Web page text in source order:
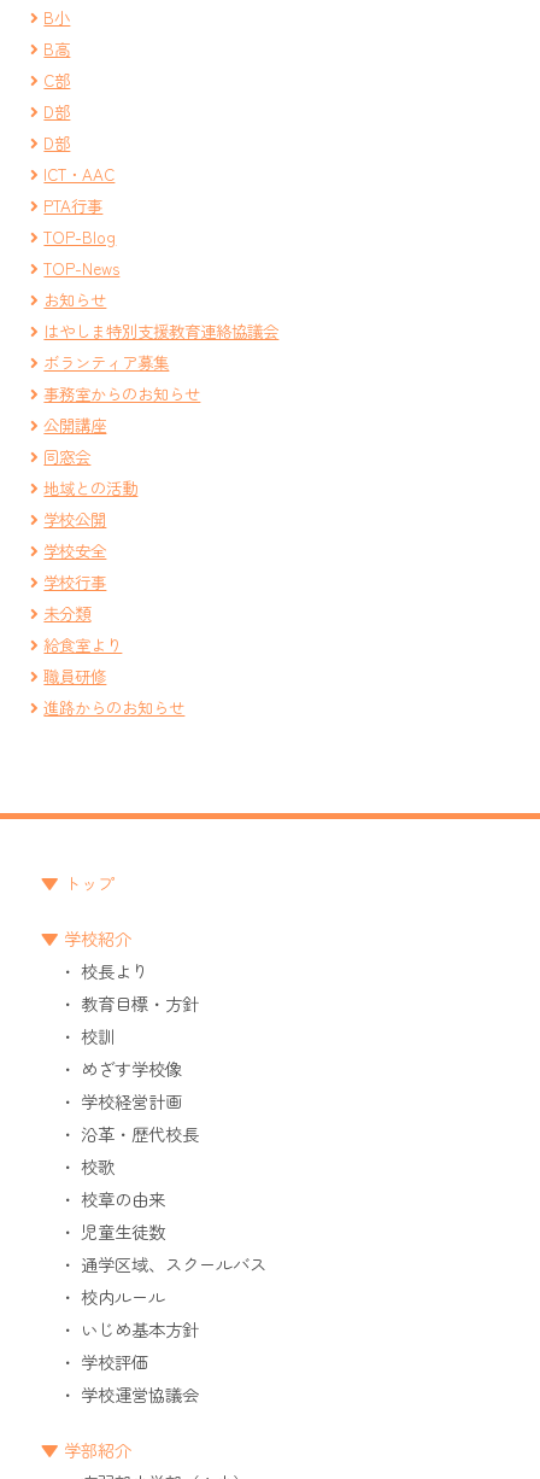
B小
B高
C部
D部
D部
ICT・AAC
PTA行事
TOP-Blog
TOP-News
お知らせ
はやしま特別支援教育連絡協議会
ボランティア募集
事務室からのお知らせ
公開講座
同窓会
地域との活動
学校公開
学校安全
学校行事
未分類
給食室より
職員研修
進路からのお知らせ
トップ
学校紹介
校長より
教育目標・方針
校訓
めざす学校像
学校経営計画
沿革・歴代校長
校歌
校章の由来
児童生徒数
通学区域、スクールバス
校内ルール
いじめ基本方針
学校評価
学校運営協議会
学部紹介